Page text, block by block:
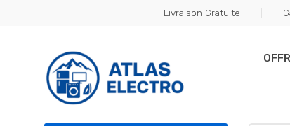
Livraison Gratuite